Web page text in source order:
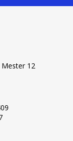
12